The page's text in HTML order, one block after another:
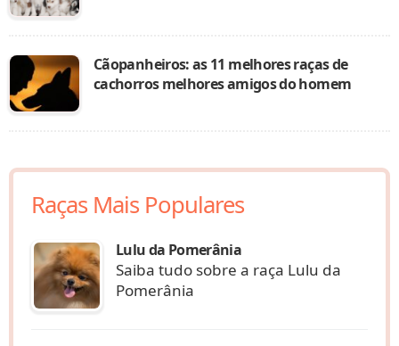
Cãopanheiros: as 11 melhores raças de
cachorros melhores amigos do homem
Raças Mais Populares
Lulu da Pomerânia
Saiba tudo sobre a raça Lulu da
Pomerânia